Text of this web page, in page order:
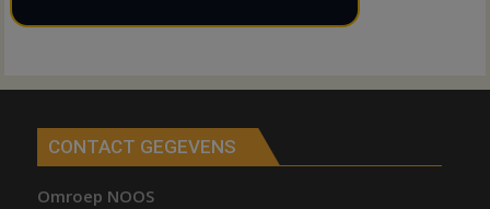
CONTACT GEGEVENS
Omroep NOOS